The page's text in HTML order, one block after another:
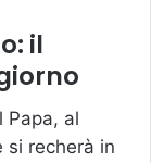
il
Papa, al
si recherà in